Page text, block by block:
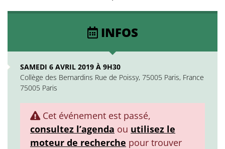
INFOS
SAMEDI 6 AVRIL 2019 À 9H30
Collège des Bernardins Rue de Poissy, 75005 Paris, France
75005 Paris
Cet événement est passé,
consultez l’agenda ou utilisez le
moteur de recherche pour trouver